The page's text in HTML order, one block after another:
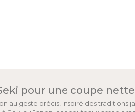
pour une coupe
au geste précis, inspiré des